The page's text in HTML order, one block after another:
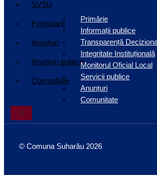
SVSU
Formulare
Anunțuri
Anunțuri publice
Comunitate
X
Primărie
Informații publice
Transparență
Integritate Instituțională
Monitorul Oficial Local
Servicii publice
Anunțuri
Comunitate
© Comuna Suharău 2026